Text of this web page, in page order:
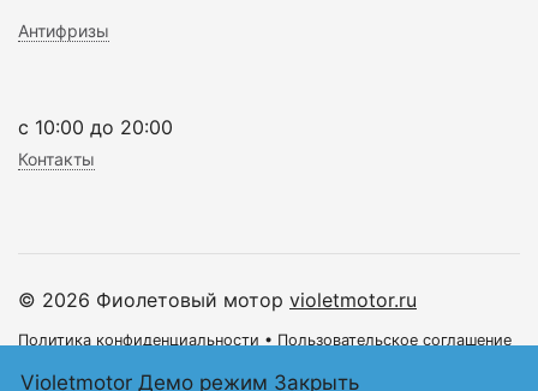
Антифризы
c 10:00 до 20:00
Контакты
© 2026 Фиолетовый мотор violetmotor.ru
Политика конфиденциальности • Пользовательское соглашение
Violetmotor Демо режим Закрыть